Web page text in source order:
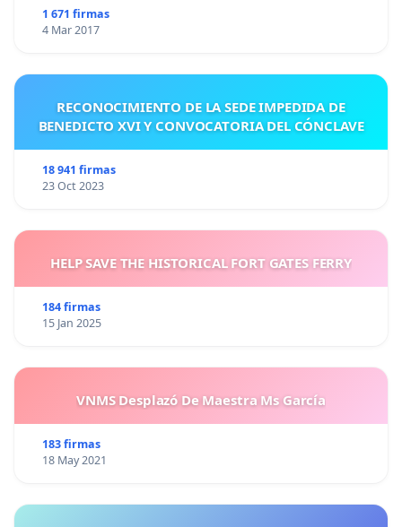
1 671 firmas
4 Mar 2017
RECONOCIMIENTO DE LA SEDE IMPEDIDA DE
BENEDICTO XVI Y CONVOCATORIA DEL CÓNCLAVE
18 941 firmas
23 Oct 2023
HELP SAVE THE HISTORICAL FORT GATES FERRY
184 firmas
15 Jan 2025
VNMS Desplazó De Maestra Ms García
183 firmas
18 May 2021